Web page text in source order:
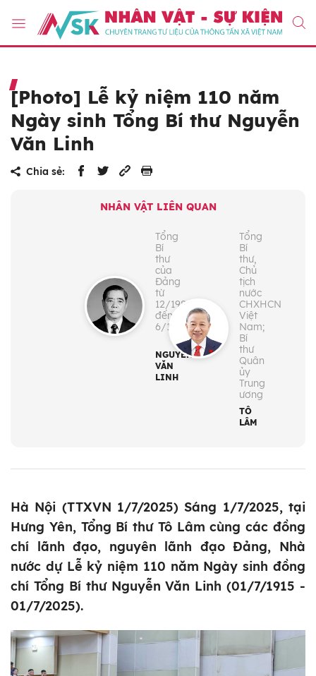
[Photo] Lễ kỷ niệm 110 năm
Ngày sinh Tổng Bí thư Nguyễn
Văn Linh
Chia sẻ:
NHÂN VẬT LIÊN QUAN
Tổng
Bí
thư
của
Đảng
từ
12/1986
đến
6/1991
NGUYỄN
VĂN
LINH
Tổng
Bí
thư,
Chủ
tịch
nước
CHXHCN
Việt
Nam;
Bí
thư
Quân
ủy
Trung
ương
TÔ
LÂM
Hà Nội (TTXVN 1/7/2025) Sáng 1/7/2025, tại
Hưng Yên, Tổng Bí thư Tô Lâm cùng các đồng
chí lãnh đạo, nguyên lãnh đạo Đảng, Nhà
nước dự Lễ kỷ niệm 110 năm Ngày sinh đồng
chí Tổng Bí thư Nguyễn Văn Linh (01/7/1915 -
01/7/2025).